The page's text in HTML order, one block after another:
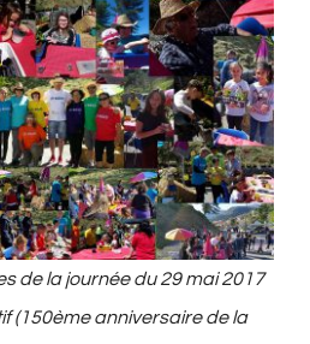
de la journée du 29 mai 2017
(150ème anniversaire de la